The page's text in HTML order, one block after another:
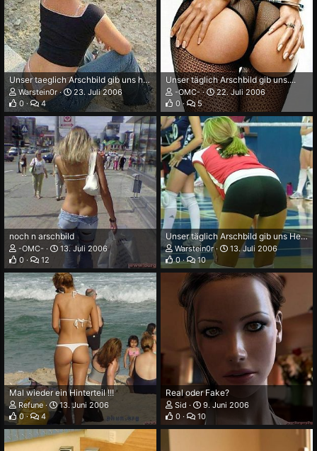
Unser taeglich Arschbild gib uns heute
Warstein0r
23. Juli 2006
0
4
Unser täglich Arschbild gib uns....
-OMC-
22. Juli 2006
0
5
noch n arschbild
-OMC-
13. Juli 2006
0
12
Unser täglich Arschbild gib uns Heute
Warstein0r
13. Juli 2006
0
10
Mal wieder ein Hinterteil !!!
Refune
13. Juni 2006
0
4
Real oder Fake?
Sid
9. Juni 2006
0
10